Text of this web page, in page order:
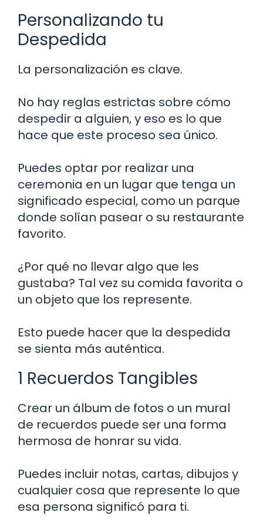
Personalizando tu
Despedida
La personalización es clave.
No hay reglas estrictas sobre cómo
despedir a alguien, y eso es lo que
hace que este proceso sea único.
Puedes optar por realizar una
ceremonia en un lugar que tenga un
significado especial, como un parque
donde solían pasear o su restaurante
favorito.
¿Por qué no llevar algo que les
gustaba? Tal vez su comida favorita o
un objeto que los represente.
Esto puede hacer que la despedida
se sienta más auténtica.
1 Recuerdos Tangibles
Crear un álbum de fotos o un mural
de recuerdos puede ser una forma
hermosa de honrar su vida.
Puedes incluir notas, cartas, dibujos y
cualquier cosa que represente lo que
esa persona significó para ti.